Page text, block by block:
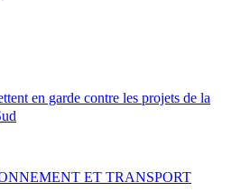
en garde contre les projets de la
ET TRANSPORT